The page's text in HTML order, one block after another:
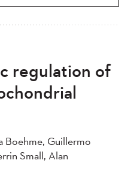
regulation of
Boehme, Guillermo
Small, Alan